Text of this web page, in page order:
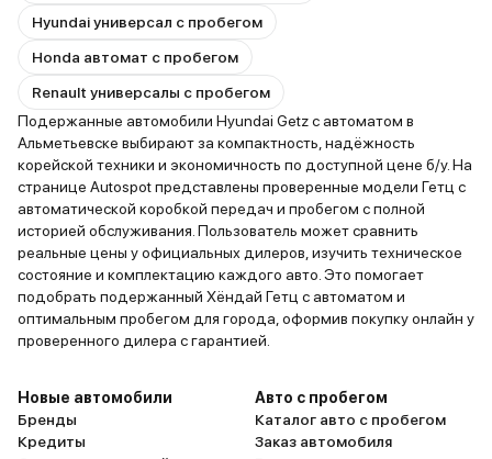
Hyundai универсал с пробегом
Honda автомат с пробегом
Renault универсалы с пробегом
Подержанные автомобили Hyundai Getz с автоматом в
Альметьевске выбирают за компактность, надёжность
корейской техники и экономичность по доступной цене б/у. На
странице Autospot представлены проверенные модели Гетц с
автоматической коробкой передач и пробегом с полной
историей обслуживания. Пользователь может сравнить
реальные цены у официальных дилеров, изучить техническое
состояние и комплектацию каждого авто. Это помогает
подобрать подержанный Хёндай Гетц с автоматом и
оптимальным пробегом для города, оформив покупку онлайн у
проверенного дилера с гарантией.
Новые автомобили
Бренды
Кредиты
Авто с пробегом
Каталог авто с пробегом
Заказ автомобиля